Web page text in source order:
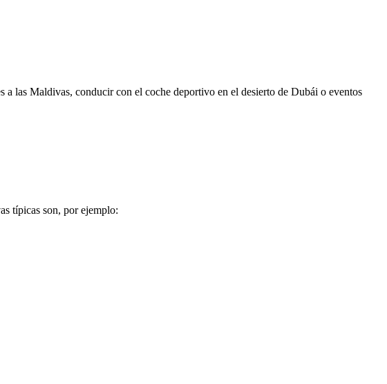
las Maldivas, conducir con el coche deportivo en el desierto de Dubái o eventos
típicas son, por ejemplo: